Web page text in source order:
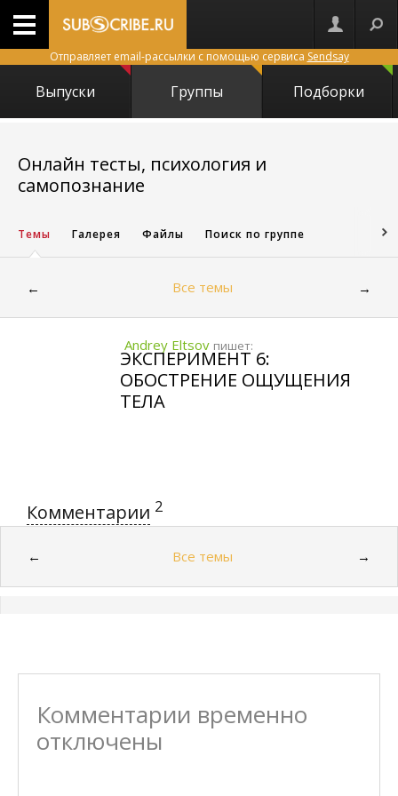
Отправляет email-рассылки с помощью сервиса Sendsay
Выпуски Группы Подборки
Онлайн тесты, психология и
самопознание
Темы Галерея Файлы Поиск по группе
← Все темы →
Andrey Eltsov пишет:
ЭКСПЕРИМЕНТ 6:
ОБОСТРЕНИЕ ОЩУЩЕНИЯ
ТЕЛА
Комментарии 2
← Все темы →
Комментарии временно
отключены